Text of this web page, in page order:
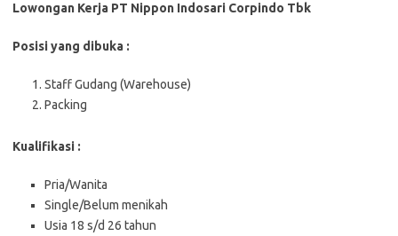
Lowongan Kerja PT Nippon Indosari Corpindo Tbk
Posisi yang dibuka :
Staff Gudang (Warehouse)
Packing
Kualifikasi :
Pria/Wanita
Single/Belum menikah
Usia 18 s/d 26 tahun